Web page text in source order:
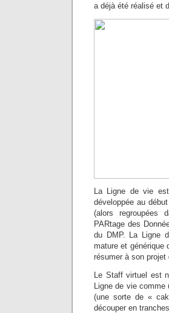
a déjà été réalisé et
La Ligne de vie
développée au
(alors regroupées
PARtage des
du DMP. La Ligne
mature et générique
résumer à son projet
Le Staff virtuel est
Ligne de vie
(une sorte de «
découper en